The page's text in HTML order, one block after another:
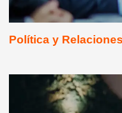
Política y